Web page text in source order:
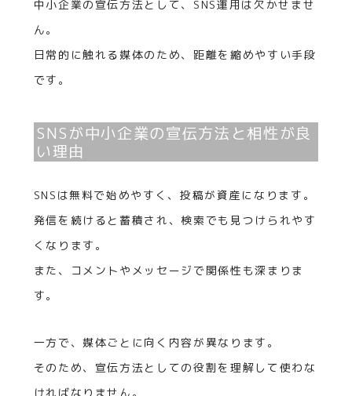
中小企業の宣伝方法として、SNS運用は欠かせませ
ん。
日常的に触れる媒体のため、距離を縮めやすい手段
です。
SNSが中小企業の宣伝方法と相性が良
い理由
SNSは無料で始めやすく、投稿が資産になります。
発信を続けると蓄積され、検索でも見つけられやす
くなります。
また、コメントやメッセージで関係性も深まりま
す。
一方で、媒体ごとに向く内容が異なります。
そのため、宣伝方法としての役割を理解して使わな
ければなりません。